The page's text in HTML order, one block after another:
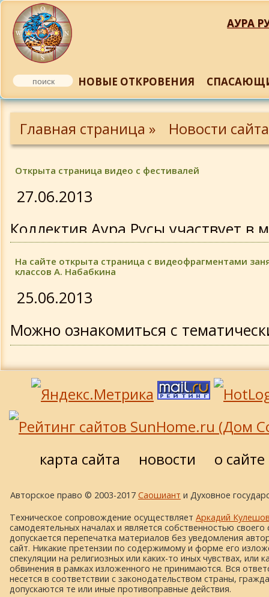
АУРА
НОВЫЕ ОТКРОВЕНИЯ
Главная страница » Новости
Открыта страница видео с фестивалей
27.06.2013
Коллектив Аура Русы участвует в
На сайте открыта страница с видеофрагментами
классов А. Набабкина
25.06.2013
Можно ознакомиться с
занятиями и занятиями курсов
нравственного возрождения
подробнее »
карта сайта новости о сайте
Авторское право © 2003-2017 Саошиант и Духовное
Техническое сопровождение осуществляет Аркадий
самодеятельных началах и является собственностью своего
допускается перепечатка материалов без уведомления
сайт. Никакие претензии по содержимому и форме его
спекуляции на религиозных или каких-то иных чувствах, или
обвинения в рамках изложенного не принимаются. Вся
несется в соответствии с законодательством страны,
допускаются те или иные противоправные действия.
Обновления 2014 года
Обновления 2013 года
Обновления 2012 года
Обновления 2011 года
Обновления 2008 года
Обновления 2007 года
Обновления 2006 года
Обновления 2005 года
Обновления 2004 года
Обновления 2003 года